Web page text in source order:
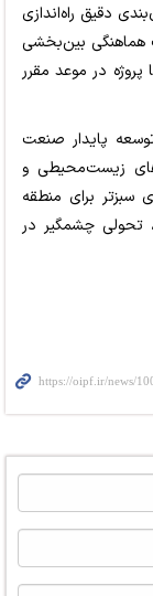
دقیق راه‌اندازی
هماهنگی بین‌بخشی
در موعد مقرر
پایدار صنعت
زیست‌محیطی و
سبزتر برای منطقه
تحولی چشمگیر در